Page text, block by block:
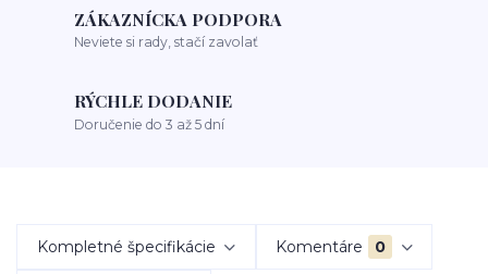
ZÁKAZNÍCKA PODPORA
Neviete si rady, stačí zavolať
RÝCHLE DODANIE
Doručenie do 3 až 5 dní
Kompletné špecifikácie Komentáre 0